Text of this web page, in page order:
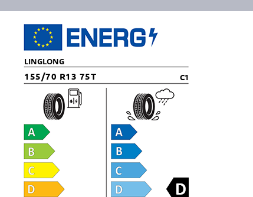
LINGLONG
155/70 R13 75T C1